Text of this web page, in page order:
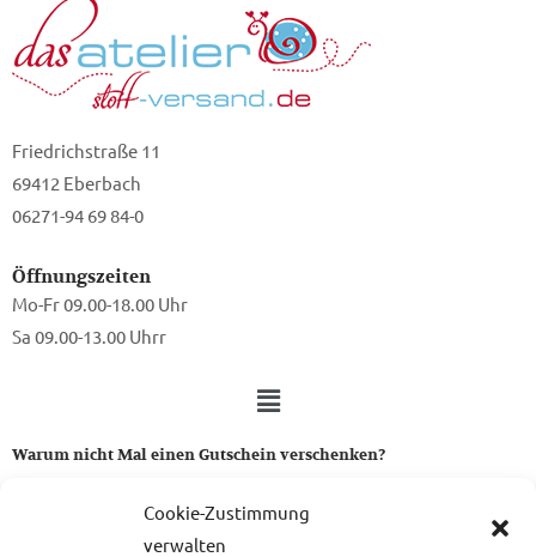
Cookie-Zustimmung
verwalten
Friedrichstraße 11
69412 Eberbach
06271-94 69 84-0
Öffnungszeiten
Mo-Fr 09.00-18.00 Uhr
Sa 09.00-13.00 Uhrr
Warum nicht Mal einen Gutschein verschenken?
Ein Gutschein von uns ist das perfekte Geschenk für alle Stoff-